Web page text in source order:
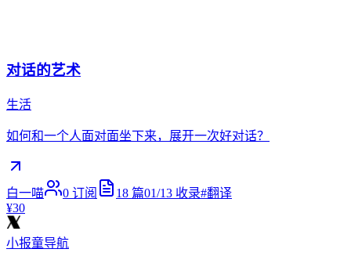
对话的艺术
生活
如何和一个人面对面坐下来，展开一次好对话？
白一喵 0 订阅 18 篇01/13 收录#翻译
¥30
小报童导航